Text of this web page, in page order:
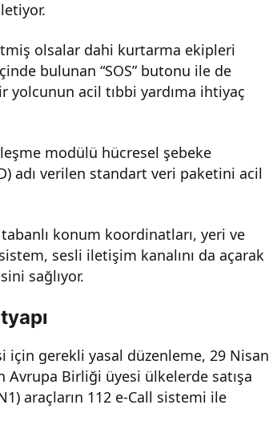
olsalar dahi kurtarma ekipleri
bulunan “SOS” butonu ile de
acil tıbbi yardıma ihtiyaç
modülü hücresel şebeke
adı verilen standart veri paketini acil
tabanlı konum koordinatları, yeri ve
sesli iletişim kanalını da açarak
sağlıyor.
için gerekli yasal düzenleme, 29 Nisan
Avrupa Birliği üyesi ülkelerde satışa
araçların 112 e-Call sistemi ile